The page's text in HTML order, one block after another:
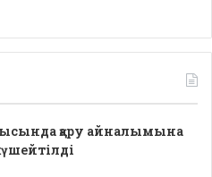
қару айналымына